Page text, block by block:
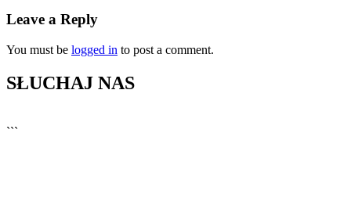
Leave a Reply
You must be logged in to post a comment.
SŁUCHAJ NAS
```